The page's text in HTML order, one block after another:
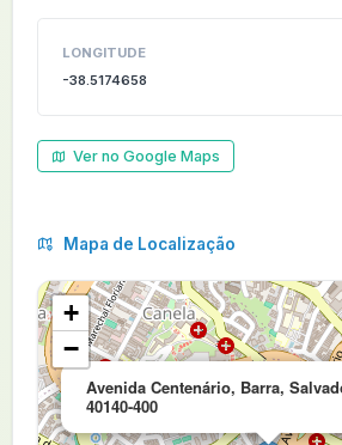
LONGITUDE
-38.5174658
Ver no Google Maps
Mapa de Localização
Avenida Centenário, Barra,
40140-400
+
−